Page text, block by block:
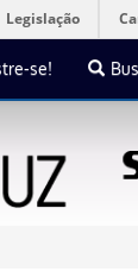
Legislação
se!